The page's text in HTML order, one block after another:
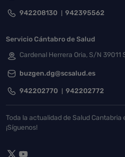
942208130 942395562
Servicio Cántabro de Salud
Cardenal Herrera Oria, S/N 39011
buzgen.dg@scsalud.es
942202770 942202772
Toda la actualidad de Salud Cantabria
¡Síguenos!